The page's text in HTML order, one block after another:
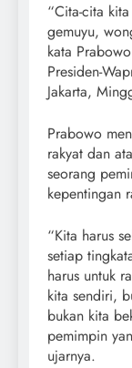
“Cita-cita
gemuyu,
kata
Presiden-
Jakarta,
Prabowo
rakyat dan
seorang
kepentingan
“Kita harus
setiap
harus untuk
kita sendiri,
bukan kita
pemimpin
ujarnya.